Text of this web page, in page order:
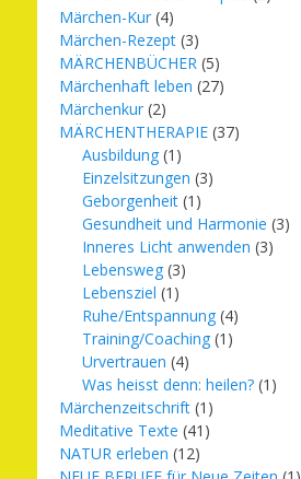
Märchen-Kur (4)
Märchen-Rezept (3)
MÄRCHENBÜCHER (5)
Märchenhaft leben (27)
Märchenkur (2)
MÄRCHENTHERAPIE (37)
Ausbildung (1)
Einzelsitzungen (3)
Geborgenheit (1)
Gesundheit und Harmonie (3)
Inneres Licht anwenden (3)
Lebensweg (3)
Lebensziel (1)
Ruhe/Entspannung (4)
Training/Coaching (1)
Urvertrauen (4)
Was heisst denn: heilen? (1)
Märchenzeitschrift (1)
Meditative Texte (41)
NATUR erleben (12)